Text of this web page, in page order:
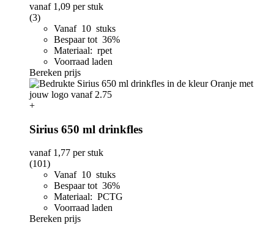
vanaf 1,09 per stuk
(3)
Vanaf 10 stuks
Bespaar tot 36%
Materiaal: rpet
Voorraad laden
Bereken prijs
+
Sirius 650 ml drinkfles
vanaf 1,77 per stuk
(101)
Vanaf 10 stuks
Bespaar tot 36%
Materiaal: PCTG
Voorraad laden
Bereken prijs